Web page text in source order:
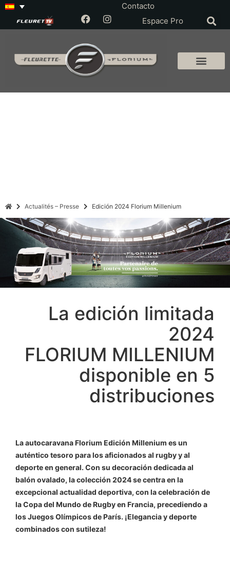
Contacto
Espace Pro
Actualités – Presse Edición 2024 Florium Millenium
La edición limitada
2024
FLORIUM MILLENIUM
disponible en 5
distribuciones
La autocaravana Florium Edición Millenium es un
auténtico tesoro para los aficionados al rugby y al
deporte en general. Con su decoración dedicada al
balón ovalado, la colección 2024 se centra en la
excepcional actualidad deportiva, con la celebración de
la Copa del Mundo de Rugby en Francia, precediendo a
los Juegos Olímpicos de París. ¡Elegancia y deporte
combinados con sutileza!